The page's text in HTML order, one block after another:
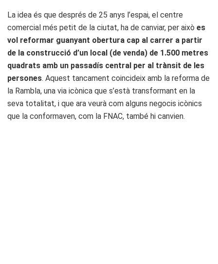
La idea és que després de 25 anys l’espai, el centre
comercial més petit de la ciutat, ha de canviar, per això es
vol reformar guanyant obertura cap al carrer a partir
de la construcció d’un local (de venda) de 1.500 metres
quadrats amb un passadís central per al trànsit de les
persones. Aquest tancament coincideix amb la reforma de
la Rambla, una via icònica que s’està transformant en la
seva totalitat, i que ara veurà com alguns negocis icònics
que la conformaven, com la FNAC, també hi canvien.